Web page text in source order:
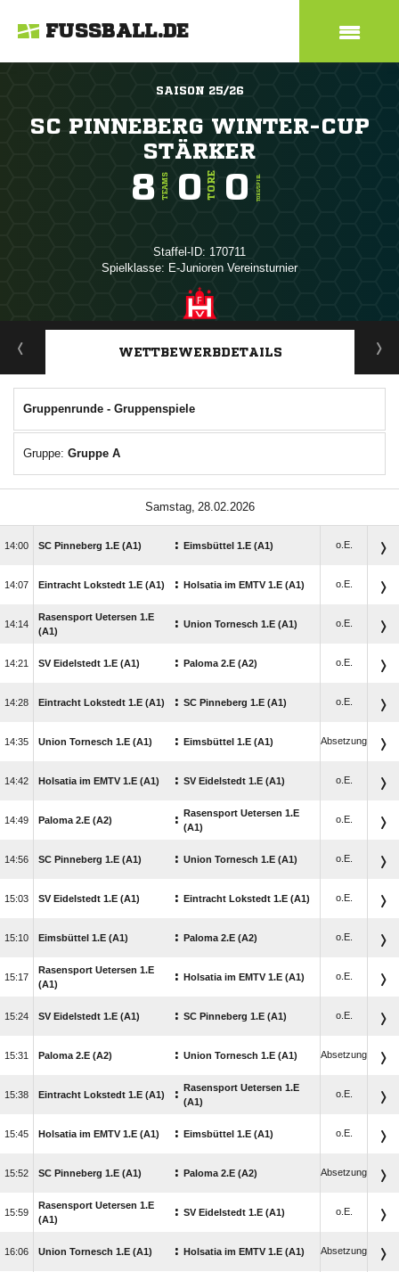
FUSSBALL.DE
SAISON 25/26
SC PINNEBERG WINTER-CUP
STÄRKER
8 TEAMS 0 TORE 0 TORE/SPIEL
Staffel-ID: 170711
Spielklasse: E-Junioren Vereinsturnier
ANZEIGE
WETTBEWERBDETAILS
Gruppenrunde - Gruppenspiele
Gruppe: Gruppe A
 
 SC Pinneberg 1.E (A1) : Eimsbüttel 1.E (A1) o.E.
 Eintracht Lokstedt 1.E (A1) : Holsatia im EMTV 1.E (A1) o.E.

Rasensport Uetersen 1.E
(A1)
: Union Tornesch 1.E (A1) o.E.
 SV Eidelstedt 1.E (A1) : Paloma 2.E (A2) o.E.
 Eintracht Lokstedt 1.E (A1) : SC Pinneberg 1.E (A1) o.E.
 Union Tornesch 1.E (A1) : Eimsbüttel 1.E (A1) Absetzung
 Holsatia im EMTV 1.E (A1) : SV Eidelstedt 1.E (A1) o.E.
 Paloma 2.E (A2) : Rasensport Uetersen 1.E
(A1)
o.E.
 SC Pinneberg 1.E (A1) : Union Tornesch 1.E (A1) o.E.
 SV Eidelstedt 1.E (A1) : Eintracht Lokstedt 1.E (A1) o.E.
 Eimsbüttel 1.E (A1) : Paloma 2.E (A2) o.E.

Rasensport Uetersen 1.E
(A1)
: Holsatia im EMTV 1.E (A1) o.E.
 SV Eidelstedt 1.E (A1) : SC Pinneberg 1.E (A1) o.E.
 Paloma 2.E (A2) : Union Tornesch 1.E (A1) Absetzung
 Eintracht Lokstedt 1.E (A1) : Rasensport Uetersen 1.E
(A1)
o.E.
 Holsatia im EMTV 1.E (A1) : Eimsbüttel 1.E (A1) o.E.
 SC Pinneberg 1.E (A1) : Paloma 2.E (A2) Absetzung

Rasensport Uetersen 1.E
(A1)
: SV Eidelstedt 1.E (A1) o.E.
 Union Tornesch 1.E (A1) : Holsatia im EMTV 1.E (A1) Absetzung